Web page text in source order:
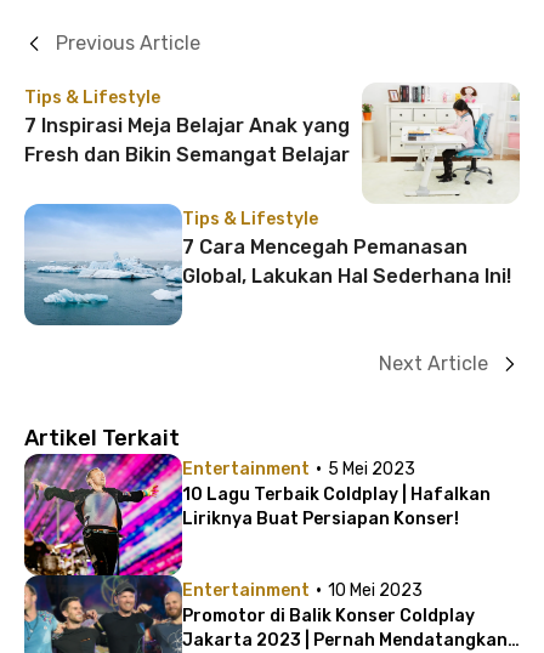
Tips & Lifestyle
7 Inspirasi Meja Belajar Anak yang
Fresh dan Bikin Semangat Belajar
Previous Article
Tips & Lifestyle
7 Cara Mencegah Pemanasan
Global, Lakukan Hal Sederhana Ini!
Next Article
Artikel Terkait
Entertainment · 5 Mei 2023
10 Lagu Terbaik Coldplay | Hafalkan
Liriknya Buat Persiapan Konser!
Entertainment · 10 Mei 2023
Promotor di Balik Konser Coldplay
Jakarta 2023 | Pernah Mendatangkan